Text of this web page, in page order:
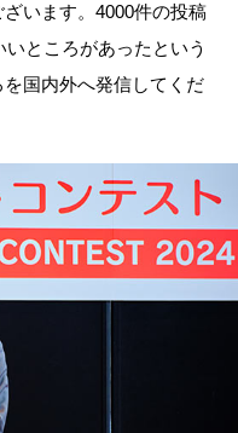
います。4000件の投稿
ところがあったという
国内外へ発信してくだ